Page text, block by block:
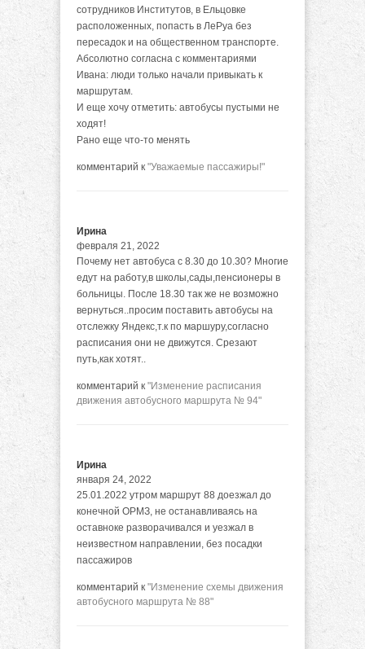
сотрудников Институтов, в Ельцовке
расположенных, попасть в ЛеРуа без
пересадок и на общественном транспорте.
Абсолютно согласна с комментариями
Ивана: люди только начали привыкать к
маршрутам.
И еще хочу отметить: автобусы пустыми не
ходят!
Рано еще что-то менять
комментарий к "Уважаемые пассажиры!"
Ирина
февраля 21, 2022
Почему нет автобуса с 8.30 до 10.30? Многие
едут на работу,в школы,сады,пенсионеры в
больницы. После 18.30 так же не возможно
вернуться..просим поставить автобусы на
отслежку Яндекс,т.к по маршуру,согласно
расписания они не движутся. Срезают
путь,как хотят..
комментарий к "Изменение расписания
движения автобусного маршрута № 94"
Ирина
января 24, 2022
25.01.2022 утром маршрут 88 доезжал до
конечной ОРМЗ, не останавливаясь на
оставноке разворачивался и уезжал в
неизвестном направлении, без посадки
пассажиров
комментарий к "Изменение схемы движения
автобусного маршрута № 88"